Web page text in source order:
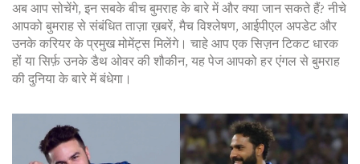
अब आप सोचेंगे, इन सबके बीच बुमराह के बारे में और क्या जान सकते हैं? नीचे
आपको बुमराह से संबंधित ताज़ा ख़बरें, मैच विश्लेषण, आईपीएल अपडेट और
उनके करियर के प्रमुख मोमेंट्स मिलेंगे। चाहे आप एक सिज़न टिकट धारक
हों या सिर्फ़ उनके डैथ ओवर की शौकीन, यह पेज आपको हर एंगल से बुमराह
की दुनिया के बारे में बंधेगा।